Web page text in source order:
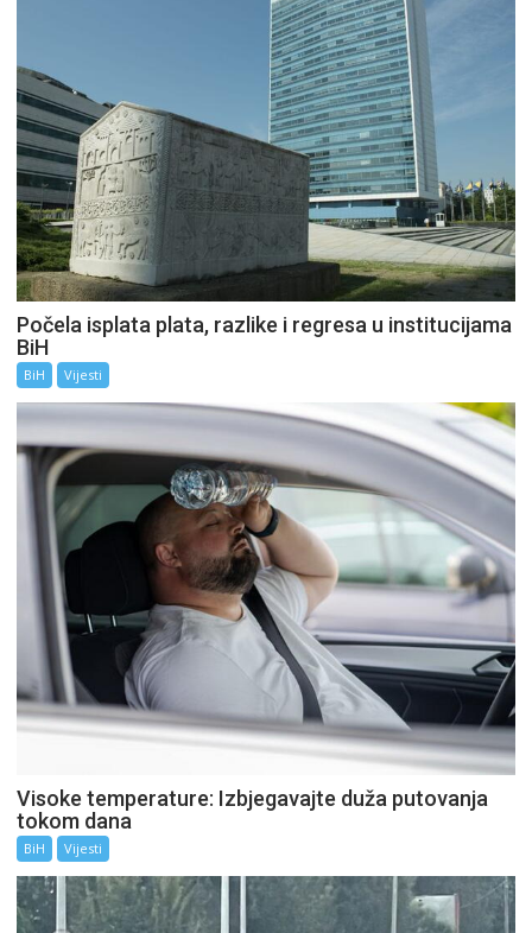
Počela isplata plata, razlike i regresa u institucijama
BiH
BiH Vijesti
Visoke temperature: Izbjegavajte duža putovanja
tokom dana
BiH Vijesti